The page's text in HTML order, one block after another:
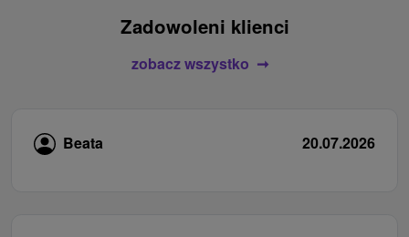
Zadowoleni klienci
zobacz wszystko
Beata 20.07.2026